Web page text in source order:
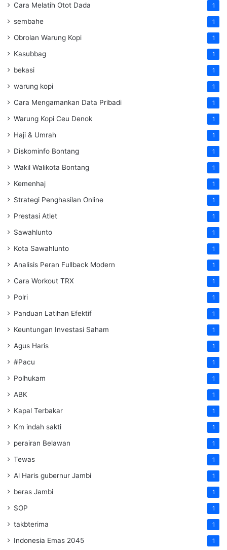
Cara Melatih Otot Dada 1
sembahe 1
Obrolan Warung Kopi 1
Kasubbag 1
bekasi 1
warung kopi 1
Cara Mengamankan Data Pribadi 1
Warung Kopi Ceu Denok 1
Haji & Umrah 1
Diskominfo Bontang 1
Wakil Walikota Bontang 1
Kemenhaj 1
Strategi Penghasilan Online 1
Prestasi Atlet 1
Sawahlunto 1
Kota Sawahlunto 1
Analisis Peran Fullback Modern 1
Cara Workout TRX 1
Polri 1
Panduan Latihan Efektif 1
Keuntungan Investasi Saham 1
Agus Haris 1
#Pacu 1
Polhukam 1
ABK 1
Kapal Terbakar 1
Km indah sakti 1
perairan Belawan 1
Tewas 1
Al Haris gubernur Jambi 1
beras Jambi 1
SOP 1
takbterima 1
Indonesia Emas 2045 1